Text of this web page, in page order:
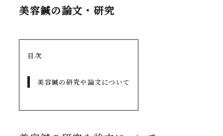
美容鍼の論文・研究
目次
美容鍼の研究や論文について